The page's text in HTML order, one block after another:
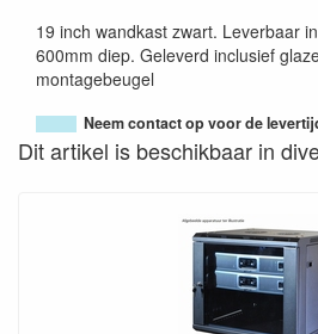
19 inch wandkast zwart. Leverbaar
600mm diep. Geleverd inclusief
montagebeugel
Neem contact op voor de
Dit artikel is beschikbaar in